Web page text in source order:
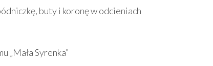
buty i koronę w odcieniach
„Mała Syrenka”